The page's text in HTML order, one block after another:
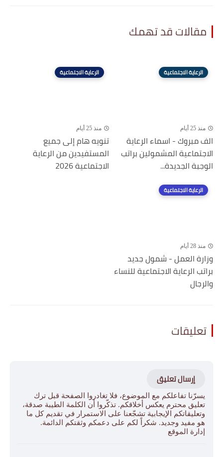
مقالات قد تهمك
الرعاية الاجتماعية
منذ 25 أيام
الف مبروك - اسماء الرعاية
الاجتماعية المشمولين براتب
الوجبة الجديدة...
الرعاية الاجتماعية
منذ 25 أيام
تنويه هام إلى جميع
المستفيدين من الرعاية
الاجتماعية 2026
الرعاية الاجتماعية
منذ 28 أيام
وزارة العمل - شمول جديد
براتب الرعاية الاجتماعية للنساء
والرجال
تعليقات
إرسال تعليق
يسرّنا تفاعلكم مع الموضوع، فلا تغادروا الصفحة قبل ترك
تعليق محترم يعكس أخلاقكم. تذكّروا أن الكلمة الطيبة صدقة،
وتعليقاتكم الإيجابية تشجّعنا على الاستمرار في تقديم كل ما
هو مفيد وجديد. شكراً لكم على دعمكم وثقتكم الدائمة.
إدارة الموقع